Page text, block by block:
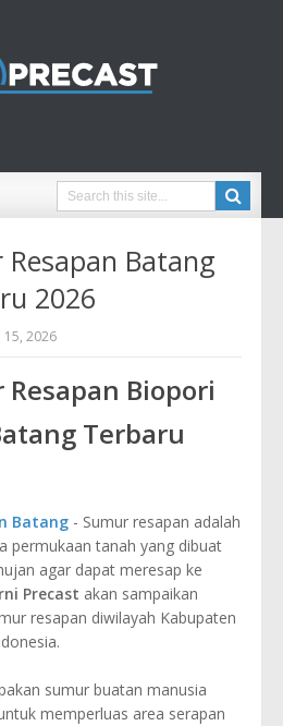
Batang
2026
15, 2026
Biopori
Terbaru
Batang - Sumur resapan adalah
permukaan tanah yang dibuat
agar dapat meresap ke
Precast akan sampaikan
resapan diwilayah Kabupaten
sumur buatan manusia
memperluas area serapan